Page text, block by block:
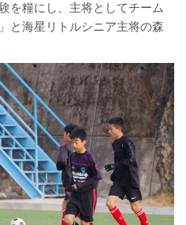
を糧にし、主将としてチーム
と海星リトルシニア主将の森